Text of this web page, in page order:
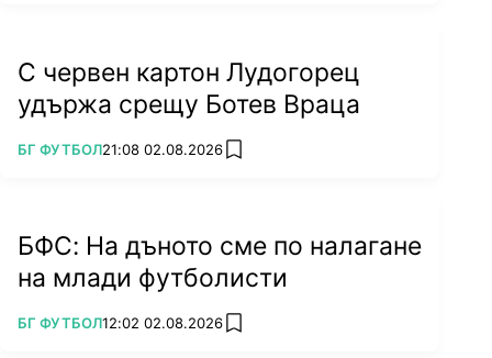
С червен картон Лудогорец
удържа срещу Ботев Враца
ПОВЕЧЕ ОТ
БГ ФУТБОЛ21:08 02.08.2026 add favorites
БФС: На дъното сме по налагане
на млади футболисти
ПОВЕЧЕ ОТ
БГ ФУТБОЛ12:02 02.08.2026 add favorites